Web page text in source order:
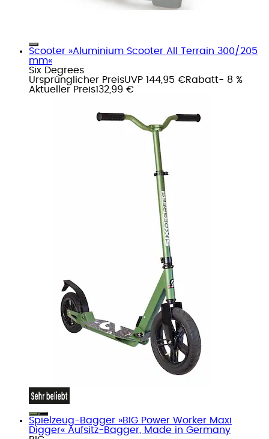
Scooter »Aluminium Scooter All Terrain 300/205
mm«
Six Degrees
Ursprünglicher PreisUVP 144,95 €Rabatt- 8 %
Aktueller Preis132,99 €
Spielzeug-Bagger »BIG Power Worker Maxi
Digger« Aufsitz-Bagger, Made in Germany